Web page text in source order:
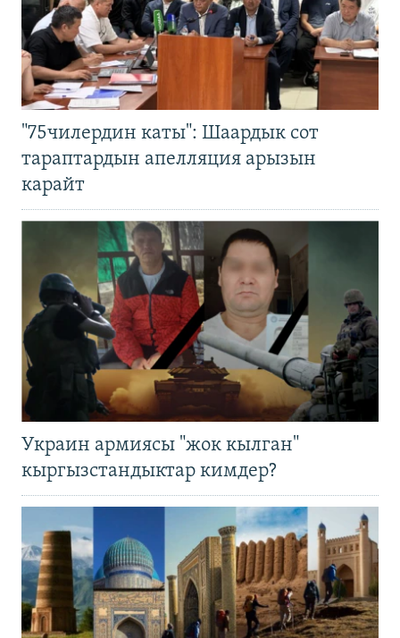
"75чилердин каты": Шаардык сот
тараптардын апелляция арызын
карайт
Украин армиясы "жок кылган"
кыргызстандыктар кимдер?